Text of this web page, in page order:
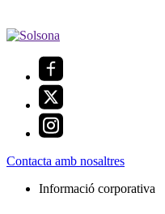
Contacta amb nosaltres
Informació corporativa